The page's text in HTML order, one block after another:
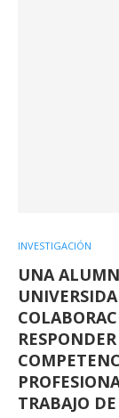
INVESTIGACIÓN
UNA
TRABAJO